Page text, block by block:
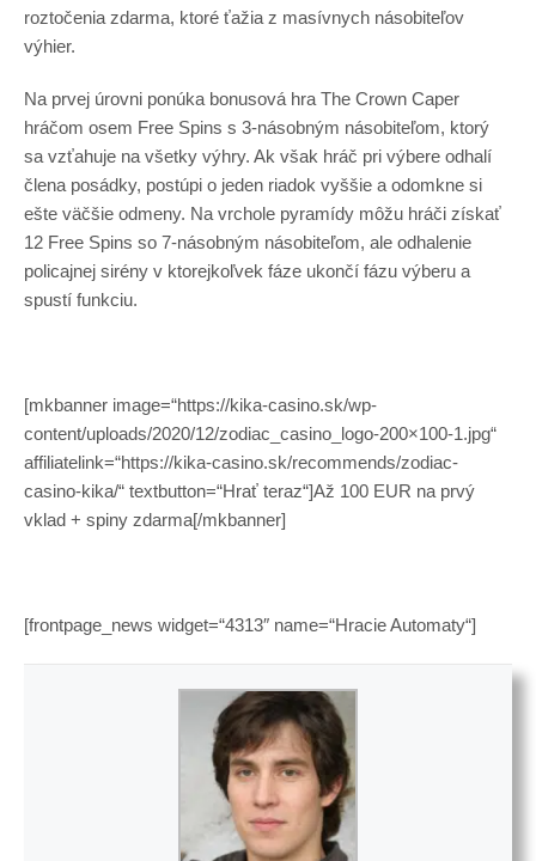
roztočenia zdarma, ktoré ťažia z masívnych násobiteľov
výhier.
Na prvej úrovni ponúka bonusová hra The Crown Caper
hráčom osem Free Spins s 3-násobným násobiteľom, ktorý
sa vzťahuje na všetky výhry. Ak však hráč pri výbere odhalí
člena posádky, postúpi o jeden riadok vyššie a odomkne si
ešte väčšie odmeny. Na vrchole pyramídy môžu hráči získať
12 Free Spins so 7-násobným násobiteľom, ale odhalenie
policajnej sirény v ktorejkoľvek fáze ukončí fázu výberu a
spustí funkciu.
[mkbanner image=“https://kika-casino.sk/wp-
content/uploads/2020/12/zodiac_casino_logo-200×100-1.jpg“
affiliatelink=“https://kika-casino.sk/recommends/zodiac-
casino-kika/“ textbutton=“Hrať teraz“]Až 100 EUR na prvý
vklad + spiny zdarma[/mkbanner]
[frontpage_news widget=“4313″ name=“Hracie Automaty“]